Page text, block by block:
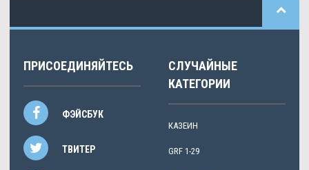
ПРИСОЕДИНЯЙТЕСЬ
ФЭЙСБУК
ТВИТЕР
СЛУЧАЙНЫЕ
КАТЕГОРИИ
КАЗЕИН
GRF 1-29